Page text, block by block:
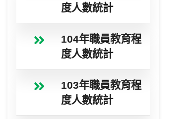
度人數統計
104年職員教育程
度人數統計
103年職員教育程
度人數統計